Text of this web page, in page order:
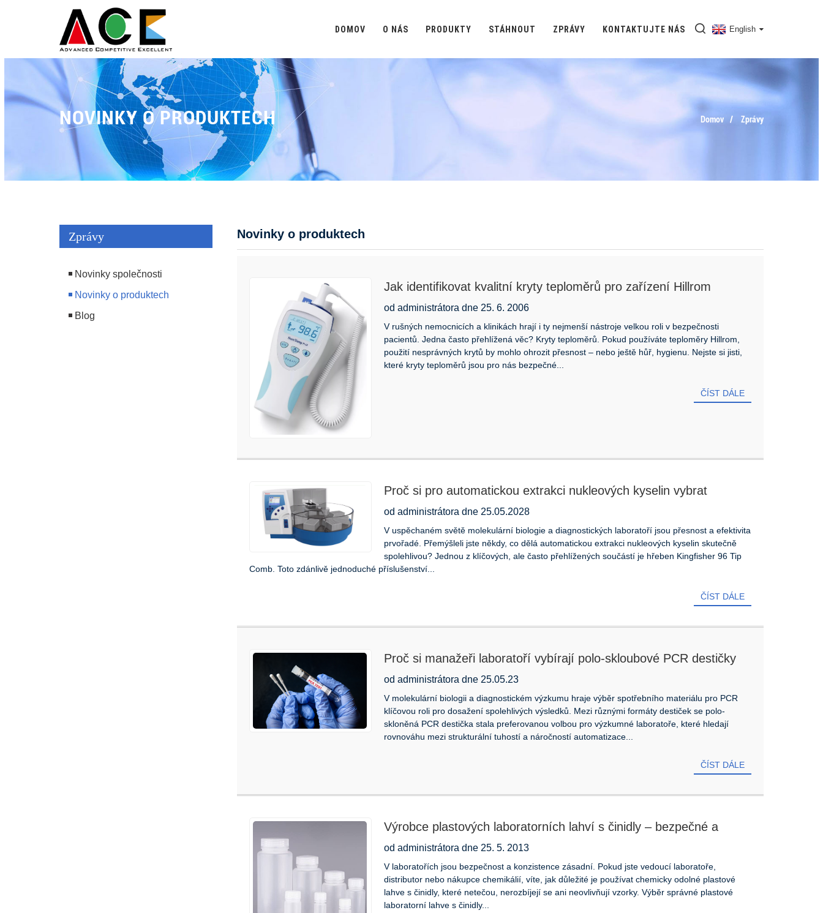
DOMOV O NÁS PRODUKTY STÁHNOUT ZPRÁVY KONTAKTUJTE NÁS English
NOVINKY O PRODUKTECH Domov Zprávy
Zprávy
Novinky společnosti
Novinky o produktech
Blog
Novinky o produktech
Jak identifikovat kvalitní kryty teploměrů pro zařízení Hillrom
od administrátora dne 25. 6. 2006
V rušných nemocnicích a klinikách hrají i ty nejmenší nástroje velkou roli v bezpečnosti
pacientů. Jedna často přehlížená věc? Kryty teploměrů. Pokud používáte teploměry Hillrom,
použití nesprávných krytů by mohlo ohrozit přesnost – nebo ještě hůř, hygienu. Nejste si jisti,
které kryty teploměrů jsou pro nás bezpečné...
ČÍST DÁLE
Proč si pro automatickou extrakci nukleových kyselin vybrat
hřebeny Kingfisher s 96 hroty?
od administrátora dne 25.05.2028
V uspěchaném světě molekulární biologie a diagnostických laboratoří jsou přesnost a efektivita
prvořadé. Přemýšleli jste někdy, co dělá automatickou extrakci nukleových kyselin skutečně
spolehlivou? Jednou z klíčových, ale často přehlížených součástí je hřeben Kingfisher 96 Tip
Comb. Toto zdánlivě jednoduché příslušenství...
ČÍST DÁLE
Proč si manažeři laboratoří vybírají polo-skloubové PCR destičky
pro vysoce výkonné testování
od administrátora dne 25.05.23
V molekulární biologii a diagnostickém výzkumu hraje výběr spotřebního materiálu pro PCR
klíčovou roli pro dosažení spolehlivých výsledků. Mezi různými formáty destiček se polo-
skloněná PCR destička stala preferovanou volbou pro výzkumné laboratoře, které hledají
rovnováhu mezi strukturální tuhostí a náročností automatizace...
ČÍST DÁLE
Výrobce plastových laboratorních lahví s činidly – ​​bezpečné a
chemicky odolné
od administrátora dne 25. 5. 2013
V laboratořích jsou bezpečnost a konzistence zásadní. Pokud jste vedoucí laboratoře,
distributor nebo nákupce chemikálií, víte, jak důležité je používat chemicky odolné plastové
lahve s činidly, které netečou, nerozbíjejí se ani neovlivňují vzorky. Výběr správné plastové
laboratorní lahve s činidly...